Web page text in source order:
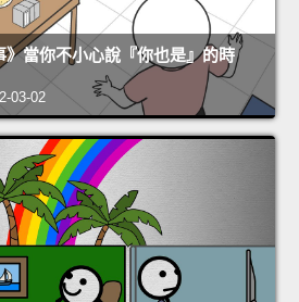
》當你不小心說『你也是』的時
03-02